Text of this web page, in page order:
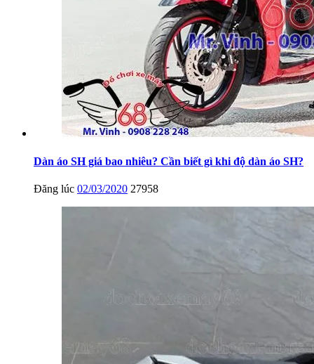
Dàn áo SH giá bao nhiêu? Cần biết gì khi độ dàn áo SH?
Đăng lúc 02/03/2020 27958